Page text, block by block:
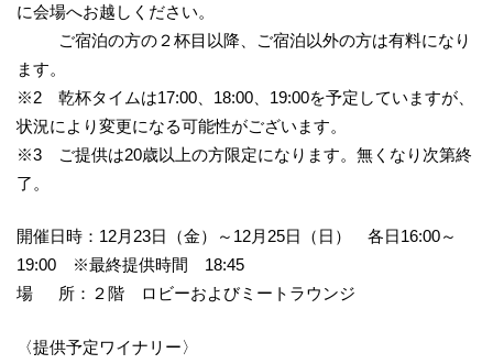
に会場へお越しください。
ご宿泊の方の２杯目以降、ご宿泊以外の方は有料になり
ます。
※2 乾杯タイムは17:00、18:00、19:00を予定していますが、
状況により変更になる可能性がございます。
※3 ご提供は20歳以上の方限定になります。無くなり次第終
了。
開催日時：12月23日（金）～12月25日（日） 各日16:00～
19:00 ※最終提供時間 18:45
場 所：２階 ロビーおよびミートラウンジ
〈提供予定ワイナリー〉